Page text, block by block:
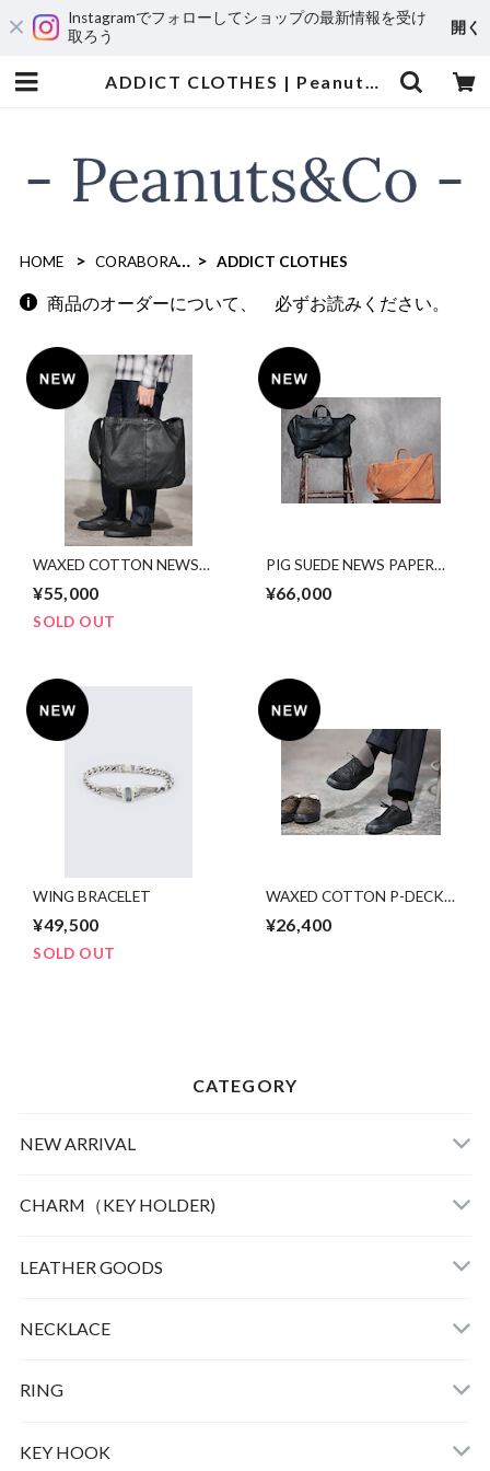
Instagramでフォローしてショップの最新情報を受け
取ろう
開く
ADDICT CLOTHES | Peanuts&Co
HOME CORABORATION GOODS ADDICT CLOTHES
商品のオーダーについて、 必ずお読みください。
WAXED COTTON NEWS
¥55,000
SOLD OUT
PIG SUEDE NEWS PAPER
¥66,000
WING BRACELET
¥49,500
SOLD OUT
WAXED COTTON P-DECK
¥26,400
CATEGORY
NEW ARRIVAL
LEATHER
CLOTHING
CHARM（KEY HOLDER)
LEATHER GOODS
NECKLACE
GOOD LIFE CHARM
BULL DOG
RING
KEY HOOK